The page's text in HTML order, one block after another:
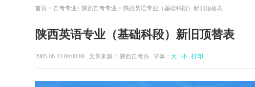
首页 > 自考专业> 陕西自考专业 > 陕西英语专业（基础科段）新旧顶替表
陕西英语专业（基础科段）新旧顶替表
2005-06-13 00:00:00 文章来源： 陕西自考办 字体： 大 小 打印